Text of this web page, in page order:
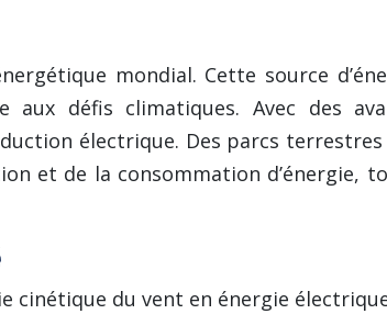
mondial. Cette source
défis climatiques. Avec des
électrique. Des parcs
et de la consommation d’énergie,
cinétique du vent en énergie